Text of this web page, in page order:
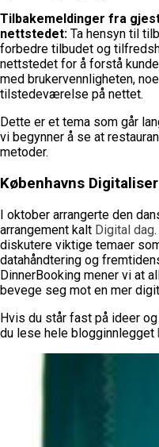
Tilbakemeldinger fra
nettstedet: Ta hensyn til
forbedre tilbudet og
nettstedet for å forstå
med brukervennligheten,
tilstedeværelse på nettet.
Dette er et tema som går
vi begynner å se at
metoder.
Københavns
I oktober arrangerte den
arrangement kalt Digital dag
diskutere viktige temaer
datahåndtering og
DinnerBooking mener vi at
bevege seg mot en mer
Hvis du står fast på ideer
du lese hele blogginnlegget